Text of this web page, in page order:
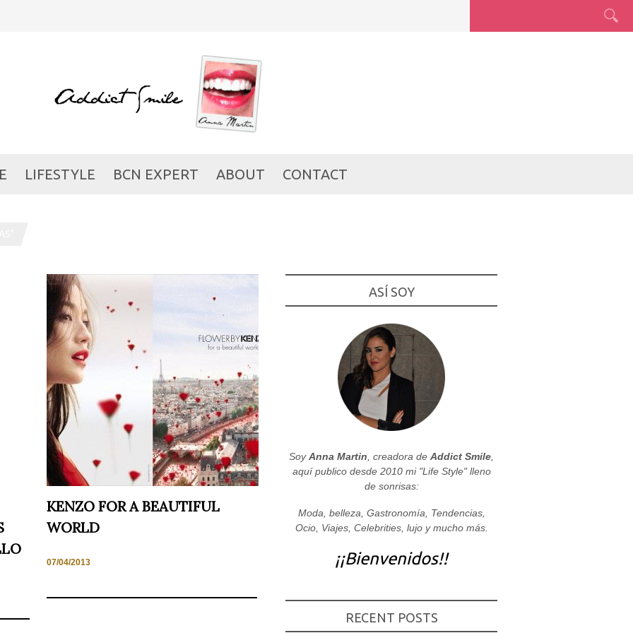
LIFESTYLE BCN EXPERT ABOUT CONTACT
KENZO FOR A BEAUTIFUL
WORLD
07/04/2013
ASÍ SOY
SoyAnna Martin , creadora de Addict Smile
aquí publico desde 2010 mi "Life Style" lleno
de sonrisas:
Moda, belleza, Gastronomía, Tendencias,
Ocio, Viajes, Celebrities, lujo y mucho más.
¡¡Bienvenidos!!
RECENT POSTS